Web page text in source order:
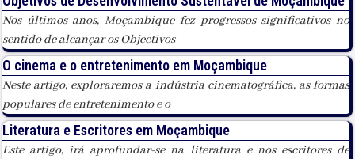
Nos últimos anos, Moçambique fez progressos significativos no
sentido de alcançar os Objectivos
O cinema e o entretenimento em Moçambique
Neste artigo, exploraremos a indústria cinematográfica, as formas
populares de entretenimento e o
Literatura e Escritores em Moçambique
Este artigo, irá aprofundar-se na literatura e nos escritores de